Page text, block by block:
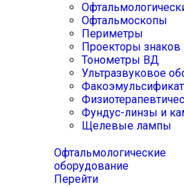
Офтальмоскопы
Периметры
Проекторы знаков
Тонометры ВД
Ультразвуковое
Фундус-линзы и
Щелевые лампы
Офтальмологические
оборудование
Перейти